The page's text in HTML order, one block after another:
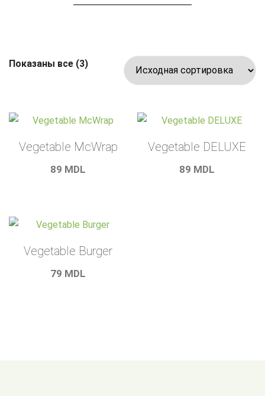
Показаны все (3)
Vegetable McWrap
89 MDL
Vegetable DELUXE
89 MDL
Vegetable Burger
79 MDL